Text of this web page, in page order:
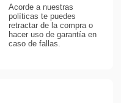
Acorde a nuestras
políticas te puedes
retractar de la compra o
hacer uso de garantía en
caso de fallas.